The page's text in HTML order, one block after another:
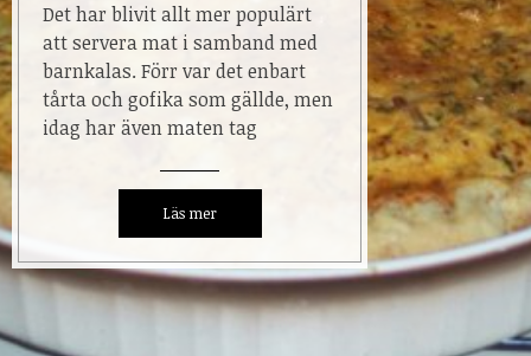
Det har blivit allt mer populärt
att servera mat i samband med
barnkalas. Förr var det enbart
tårta och gofika som gällde, men
idag har även maten tag